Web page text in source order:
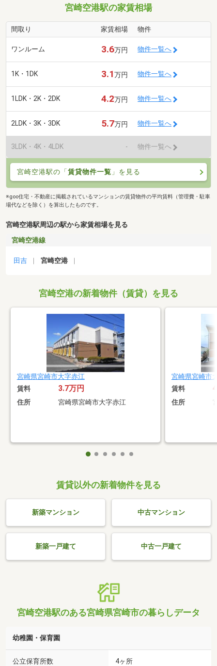
宮崎空港駅の家賃相場
間取り 家賃相場 物件
ワンルーム 3.6万円 物件一覧へ
1K・1DK 3.1万円 物件一覧へ
1LDK・2K・2DK 4.2万円 物件一覧へ
2LDK・3K・3DK 5.7万円 物件一覧へ
3LDK・4K・4LDK - 物件一覧へ
宮崎空港駅の「賃貸物件一覧 」を見る
※goo住宅・不動産に掲載されているマンションの賃貸物件の平均賃料（管理費・駐車
場代などを除く）を算出したものです。
宮崎空港駅周辺の駅から家賃相場を見る
宮崎空港線
田吉 宮崎空港
宮崎空港の新着物件（賃貸）を見る
宮崎県宮崎市大字赤江
賃料 3.7万円
住所 宮崎県宮崎市大字赤江
宮崎県宮崎市
賃料
住所
賃貸以外の新着物件を見る
新築マンション 中古マンション
新築一戸建て 中古一戸建て
宮崎空港駅のある宮崎県宮崎市の暮らしデータ
幼稚園・保育園
公立保育所数
4ヶ所